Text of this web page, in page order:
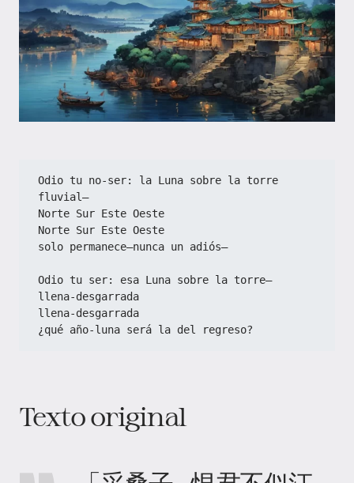
Odio tu no-ser: la Luna sobre la torre
fluvial—
Norte Sur Este Oeste
Norte Sur Este Oeste
solo permanece—nunca un adiós—
Odio tu ser: esa Luna sobre la torre—
llena-desgarrada
llena-desgarrada
¿qué año-luna será la del regreso?
Texto original